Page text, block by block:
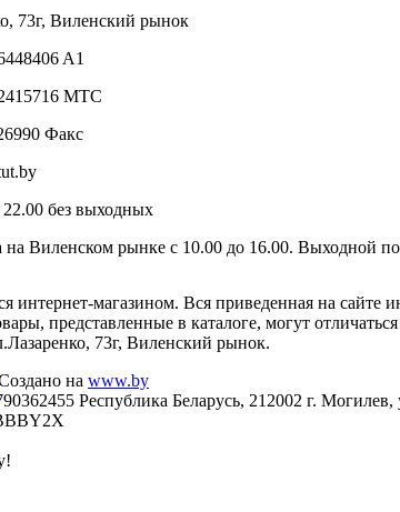
73г, Виленский рынок
A1
МТС
Факс
без выходных
на Виленском рынке с 10.00 до 16.00. Выходной
интернет-магазином. Вся приведенная на
представленные в каталоге, могут
73г, Виленский рынок.
на www.by
Республика Беларусь, 212002 г.